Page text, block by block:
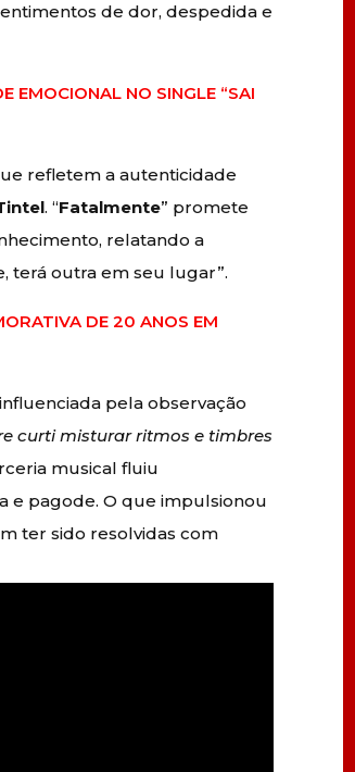
de dor, despedida e
EMOCIONAL NO SINGLE “SAI
refletem a autenticidade
. “Fatalmente” promete
relatando a
terá outra em seu lugar”.
DE 20 ANOS EM
pela observação
curti misturar ritmos e timbres
musical fluiu
e pagode. O que impulsionou
ter sido resolvidas com